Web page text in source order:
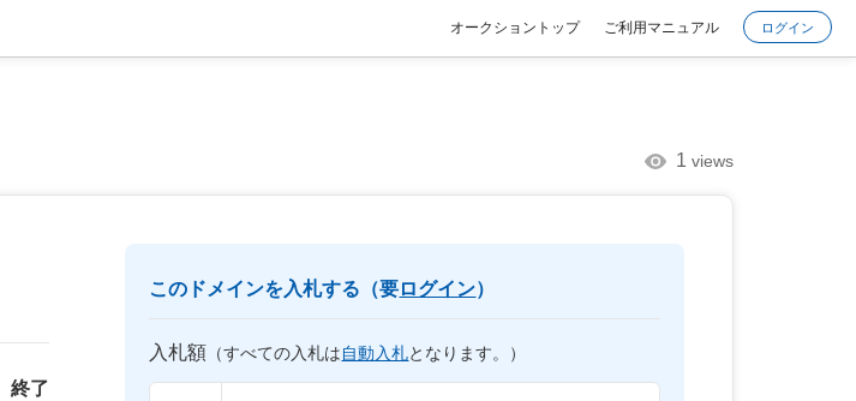
オークショントップ ご利用マニュアル ログイン
1 views
終了
このドメインを入札する（要ログイン）
入札額 （すべての入札は自動入札となります。）